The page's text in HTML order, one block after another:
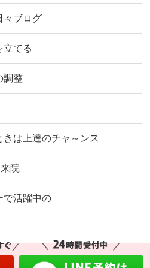
ブログ
立てる
調整
は上達のチャ～ンス
院
で活躍中の